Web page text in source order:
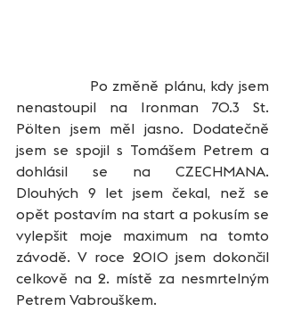
nenastoupil na Ironman 70.3 St.
Pölten jsem měl jasno. Dodatečně
jsem se spojil s Tomášem Petrem a
dohlásil se na CZECHMANA.
Dlouhých 9 let jsem čekal, než se
opět postavím na start a pokusím se
vylepšit moje maximum na tomto
závodě. V roce 2010 jsem dokončil
celkově na 2. místě za nesmrtelným
Petrem Vabrouškem.